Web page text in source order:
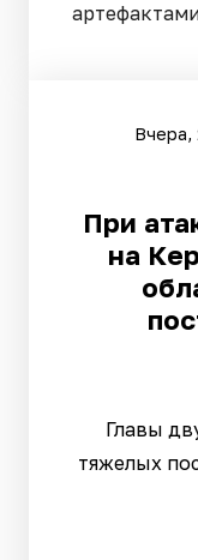
Вчера,
При
на
Главы
тяжелых